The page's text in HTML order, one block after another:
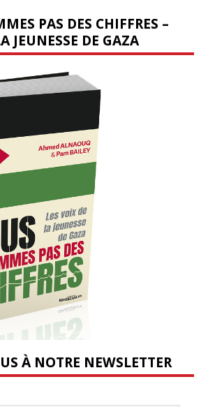
PAS DES CHIFFRES –
JEUNESSE DE GAZA
À NOTRE NEWSLETTER